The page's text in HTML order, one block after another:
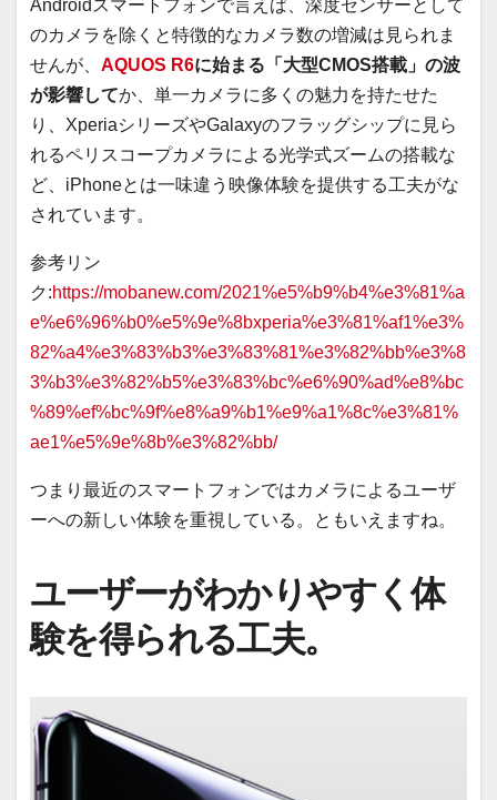
Androidスマートフォンで言えば、深度センサーとして
のカメラを除くと特徴的なカメラ数の増減は見られま
せんが、 AQUOS R6に始まる「大型CMOS搭載」の波
が影響してか、単一カメラに多くの魅力を持たせた
り、XperiaシリーズやGalaxyのフラッグシップに見ら
れるペリスコープカメラによる光学式ズームの搭載な
ど、iPhoneとは一味違う映像体験を提供する工夫がな
されています。
参考リン
ク:https://mobanew.com/2021%e5%b9%b4%e3%81%a
e%e6%96%b0%e5%9e%8bxperia%e3%81%af1%e3%
82%a4%e3%83%b3%e3%83%81%e3%82%bb%e3%8
3%b3%e3%82%b5%e3%83%bc%e6%90%ad%e8%bc
%89%ef%bc%9f%e8%a9%b1%e9%a1%8c%e3%81%
ae1%e5%9e%8b%e3%82%bb/
つまり最近のスマートフォンではカメラによるユーザ
ーへの新しい体験を重視している。ともいえますね。
ユーザーがわかりやすく体
験を得られる工夫。